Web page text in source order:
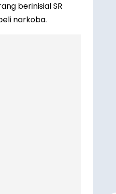
berinisial SR
narkoba.